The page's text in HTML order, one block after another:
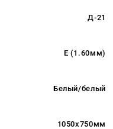
Д-21
E (1.60мм)
Белый/белый
1050x750мм